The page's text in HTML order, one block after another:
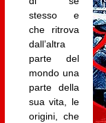
stesso e
che ritrova
dall’altra
parte del
mondo una
parte della
sua vita, le
origini, che